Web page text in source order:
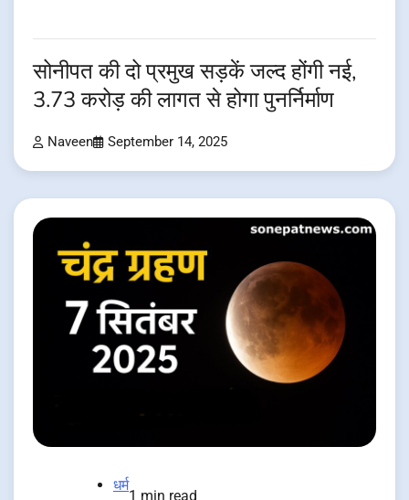
सोनीपत की दो प्रमुख सड़कें जल्द होंगी नई,
3.73 करोड़ की लागत से होगा पुनर्निर्माण
Naveen September 14, 2025
धर्म
1 min read